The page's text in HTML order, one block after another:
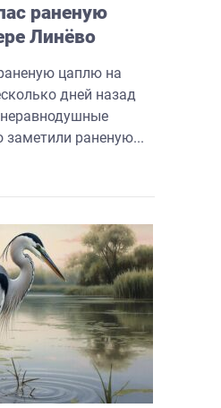
раненую
Линёво
цаплю на
дней назад
заметили раненую...